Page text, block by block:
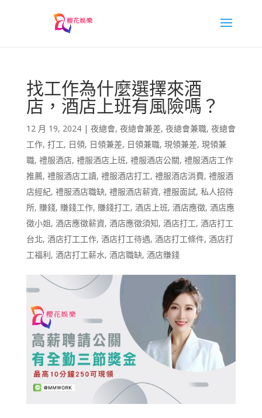
找工作為什麼選擇來酒
店，酒店上班有風險嗎？
12 月 19, 2024| 夜總會, 夜總會兼差, 夜總會兼職, 夜總會
工作, 打工, 日領, 日領兼差, 日領兼職, 現領兼差, 現領兼
職, 禮服酒店, 禮服酒店上班, 禮服酒店公關, 禮服酒店工作
推薦, 禮服酒店工讀, 禮服酒店打工, 禮服酒店消費, 禮服酒
店經紀, 禮服酒店職缺, 禮服酒店薪資, 禮服面試, 私人招待
所, 賺錢, 賺錢工作, 賺錢打工, 酒店上班, 酒店應徵, 酒店應
徵小姐, 酒店應徵薪資, 酒店應徵須知, 酒店打工, 酒店打工
台北, 酒店打工工作, 酒店打工待遇, 酒店打工條件, 酒店打
工福利, 酒店打工薪水, 酒店職缺, 酒店賺錢